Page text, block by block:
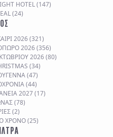
(24)
HOTEL(147)
ΧΡΟΝΟ(25)
(2)
(78)
2027(17)
(44)
(47)
(34)
2026(80)
2026(356)
2026(321)